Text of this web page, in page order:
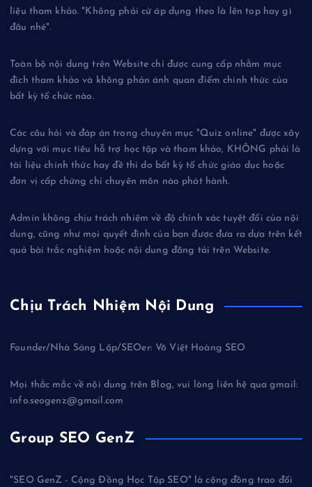
liệu tham khảo. "Không phải cứ áp dụng theo là lên top hay gì
đâu nhé".
Toàn bộ nội dung trên Website chỉ được cung cấp nhằm mục
đích tham khảo và không phản ánh quan điểm chính thức của
bất kỳ tổ chức nào.
Các câu hỏi và đáp án trong chuyên mục "Quiz online" được xây
dựng với mục tiêu hỗ trợ học tập và tham khảo, KHÔNG phải là
tài liệu chính thức hay đề thi do bất kỳ tổ chức giáo dục hoặc
đơn vị cấp chứng chỉ chuyên môn nào phát hành.
Admin không chịu trách nhiệm về độ chính xác tuyệt đối của nội
dung, cũng như mọi quyết định của bạn được đưa ra dựa trên kết
quả bài trắc nghiệm hoặc nội dung đăng tải trên Website.
Chịu Trách Nhiệm Nội Dung
Founder/Nhà Sáng Lập/SEOer: Võ Việt Hoàng SEO
Mọi thắc mắc về nội dung trên Blog, vui lòng liên hệ qua gmail:
info.seogenz@gmail.com
Group SEO GenZ
"SEO GenZ - Cộng Đồng Học Tập SEO" là cộng đồng trao đổi